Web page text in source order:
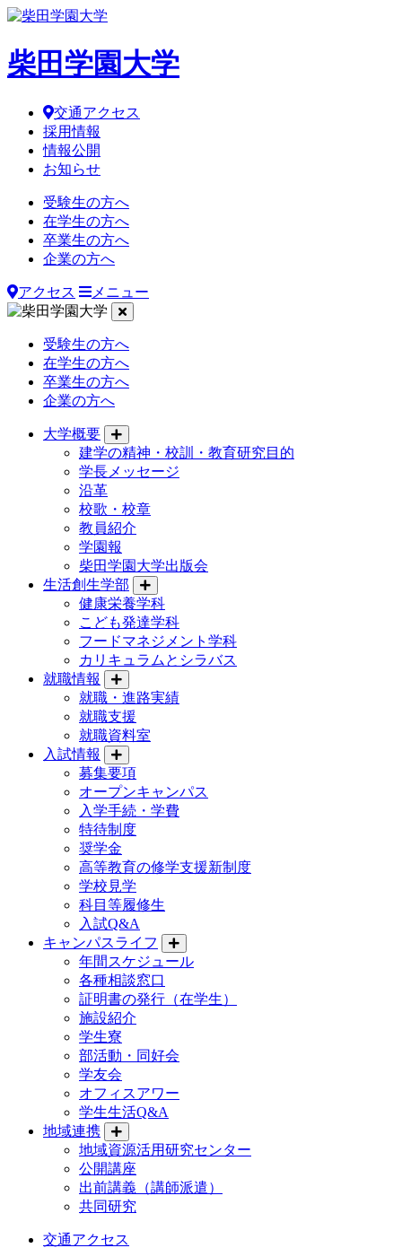
柴田学園大学
交通アクセス
採用情報
情報公開
お知らせ
受験生の方へ
在学生の方へ
卒業生の方へ
企業の方へ
アクセス メニュー
受験生の方へ
在学生の方へ
卒業生の方へ
企業の方へ
大学概要
建学の精神・校訓・教育研究目的
学長メッセージ
沿革
校歌・校章
教員紹介
学園報
柴田学園大学出版会
生活創生学部
健康栄養学科
こども発達学科
フードマネジメント学科
カリキュラムとシラバス
就職情報
就職・進路実績
就職支援
就職資料室
入試情報
募集要項
オープンキャンパス
入学手続・学費
特待制度
奨学金
高等教育の修学支援新制度
学校見学
科目等履修生
入試Q&A
キャンパスライフ
年間スケジュール
各種相談窓口
証明書の発行（在学生）
施設紹介
学生寮
部活動・同好会
学友会
オフィスアワー
学生生活Q&A
地域連携
地域資源活用研究センター
公開講座
出前講義（講師派遣）
共同研究
交通アクセス